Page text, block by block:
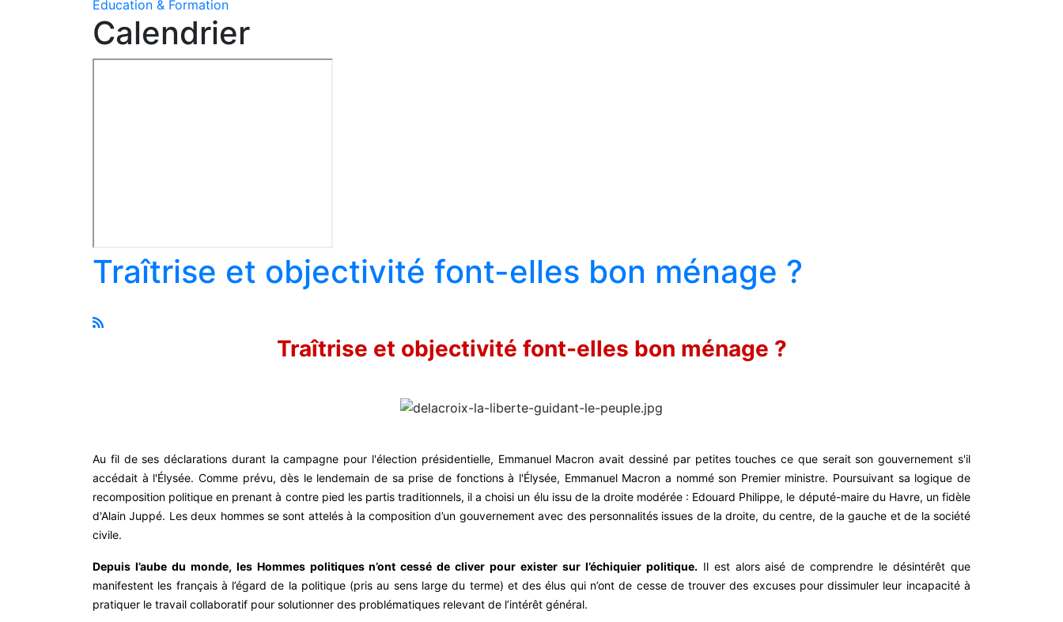
Education & Formation
Calendrier
Traîtrise et objectivité font-elles bon ménage ?
Traîtrise et objectivité font-elles bon ménage ?
Au fil de ses déclarations durant la campagne pour l'élection présidentielle, Emmanuel Macron avait dessiné par petites touches ce que serait son gouvernement s'il
accédait à l'Élysée. Comme prévu, dès le lendemain de sa prise de fonctions à l'Élysée, Emmanuel Macron a nommé son Premier ministre. Poursuivant sa logique de
recomposition politique en prenant à contre pied les partis traditionnels, il a choisi un élu issu de la droite modérée : Edouard Philippe, le député-maire du Havre, un fidèle
d'Alain Juppé. Les deux hommes se sont attelés à la composition d’un gouvernement avec des personnalités issues de la droite, du centre, de la gauche et de la société
civile.
Depuis l’aube du monde, les Hommes politiques n’ont cessé de cliver pour exister sur l’échiquier politique.Il est alors aisé de comprendre le désintérêt que
manifestent les français à l’égard de la politique (pris au sens large du terme) et des élus qui n’ont de cesse de trouver des excuses pour dissimuler leur incapacité à
pratiquer le travail collaboratif pour solutionner des problématiques relevant de l’intérêt général.